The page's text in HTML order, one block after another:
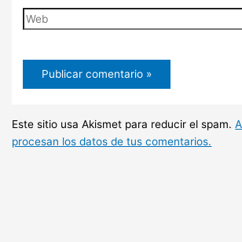
Web
Este sitio usa Akismet para reducir el spam.
procesan los datos de tus comentarios.